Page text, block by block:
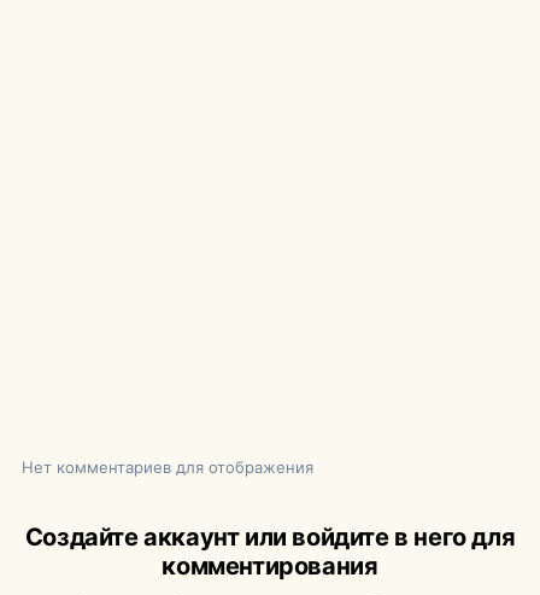
Нет комментариев для отображения
Создайте аккаунт или войдите в него для
комментирования